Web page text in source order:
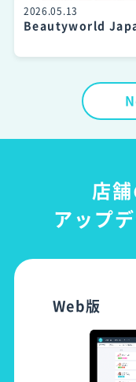
2026.05.13
Beautyworld
店
アップ
Web版